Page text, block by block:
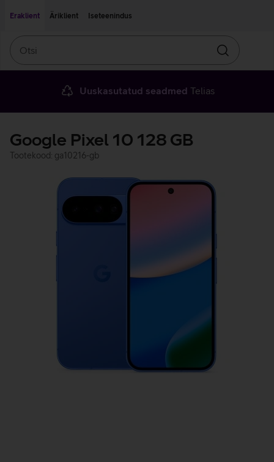
Eraklient
Äriklient Iseteenindus
Otsin
Uuskasutatud seadmed Telias
Google Pixel 10 128 GB
Tootekood: ga10216-gb